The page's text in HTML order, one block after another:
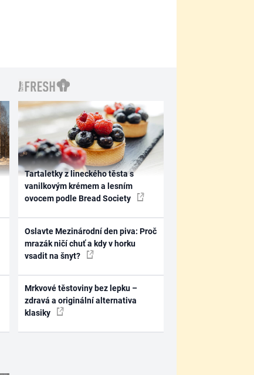
Tartaletky z lineckého těsta s
vanilkovým krémem a lesním
ovocem podle Bread Society
Oslavte Mezinárodní den piva: Proč
mrazák ničí chuť a kdy v horku
vsadit na šnyt?
Mrkvové těstoviny bez lepku –
zdravá a originální alternativa
klasiky